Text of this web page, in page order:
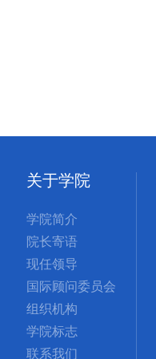
关于学院
学院简介
院长寄语
现任领导
国际顾问委员会
组织机构
学院标志
联系我们